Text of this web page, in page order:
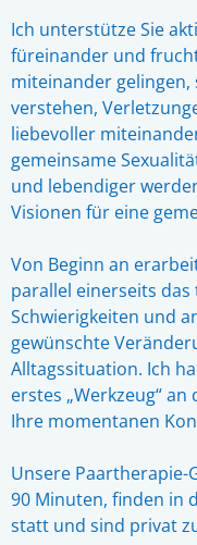
Ich unterstütze Sie
füreinander und
miteinander gelingen,
verstehen,
liebevoller
gemeinsame
und lebendiger
Visionen für eine
Von Beginn an
parallel einerseits
Schwierigkeiten und
gewünschte
Alltagssituation. Ich
erstes „Werkzeug“
Ihre momentanen
Unsere
90 Minuten, finden in
statt und sind privat